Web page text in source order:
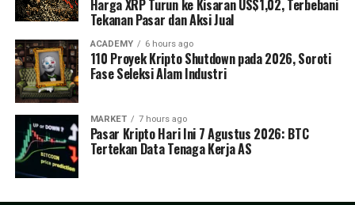
Harga XRP Turun ke Kisaran US$1,02, Terbebani
Tekanan Pasar dan Aksi Jual
ACADEMY 6 hours ago
110 Proyek Kripto Shutdown pada 2026, Soroti
Fase Seleksi Alam Industri
MARKET 7 hours ago
Pasar Kripto Hari Ini 7 Agustus 2026: BTC
Tertekan Data Tenaga Kerja AS